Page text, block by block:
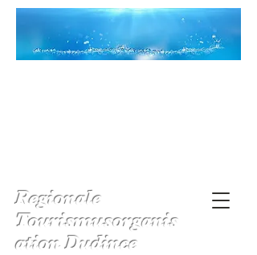
Regionale
Tourismusorganis
ation Dudince